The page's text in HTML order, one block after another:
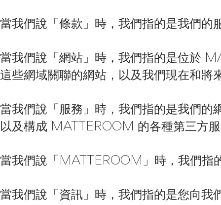
當我們說「條款」時，我們指的是我們的
當我們說「網站」時，我們指的是位於
這些網域關聯的網站，以及我們現在和將
當我們說「服務」時，我們指的是我們
以及構成 MATTEROOM 的各種第三方
當我們說「MATTEROOM」時，我們指
當我們說「資訊」時，我們指的是您向我